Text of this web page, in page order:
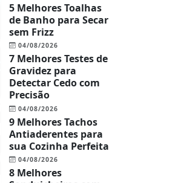
5 Melhores Toalhas
de Banho para Secar
sem Frizz
04/08/2026
7 Melhores Testes de
Gravidez para
Detectar Cedo com
Precisão
04/08/2026
9 Melhores Tachos
Antiaderentes para
sua Cozinha Perfeita
04/08/2026
8 Melhores